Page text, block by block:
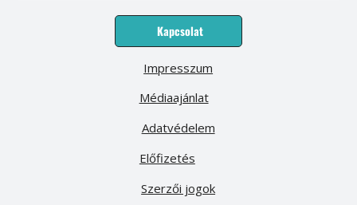
Kapcsolat
Médiaajánlat
Előfizetés
Impresszum
Adatvédelem
Szerzői jogok